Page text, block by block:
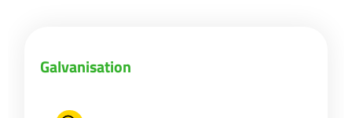
UNIVERS JOSKIN
Galvanisation